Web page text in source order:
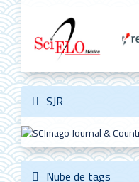
SJR
Nube de tags